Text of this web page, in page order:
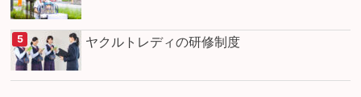
ヤクルトレディの研修制度